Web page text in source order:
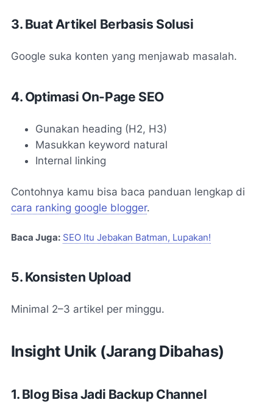
3. Buat Artikel Berbasis Solusi
Google suka konten yang menjawab masalah.
4. Optimasi On-Page SEO
Gunakan heading (H2, H3)
Masukkan keyword natural
Internal linking
Contohnya kamu bisa baca panduan lengkap di
cara ranking google blogger.
Baca Juga: SEO Itu Jebakan Batman, Lupakan!
5. Konsisten Upload
Minimal 2–3 artikel per minggu.
Insight Unik (Jarang Dibahas)
1. Blog Bisa Jadi Backup Channel